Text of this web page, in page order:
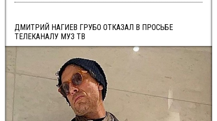
ДМИТРИЙ НАГИЕВ ГРУБО ОТКАЗАЛ В ПРОСЬБЕ
ТЕЛЕКАНАЛУ МУЗ ТВ